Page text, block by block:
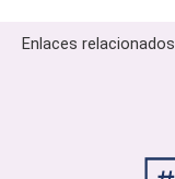
Enlaces relacionados